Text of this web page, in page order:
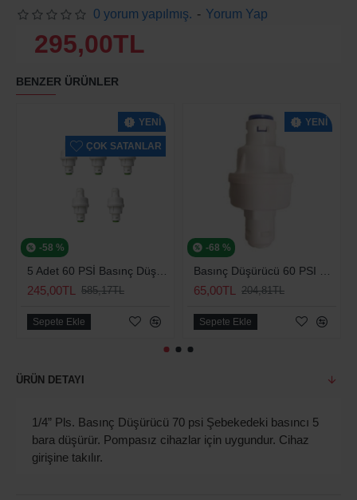
0 yorum yapılmış. - Yorum Yap
295,00TL
BENZER ÜRÜNLER
YENI
ÇOK SATANLAR
-58 %
245,00TL 585,17TL
Sepete Ekle
YENI
-68 %
65,00TL 204,81TL
Sepete Ekle
ÜRÜN DETAYI
1/4” Pls. Basınç Düşürücü 70 psi Şebekedeki basıncı 5
bara düşürür. Pompasız cihazlar için uygundur. Cihaz
girişine takılır.